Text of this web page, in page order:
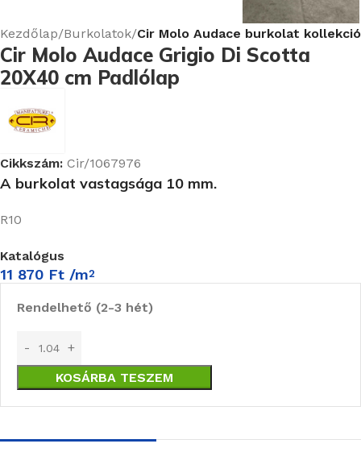
Kezdőlap Burkolatok Cir Molo Audace burkolat kollekció
Cir Molo Audace Grigio Di Scotta
20X40 cm Padlólap
Cikkszám: Cir/1067976
A burkolat vastagsága 10 mm.
R10
Katalógus
11 870 Ft /m2
Rendelhető (2-3 hét)
KOSÁRBA TESZEM